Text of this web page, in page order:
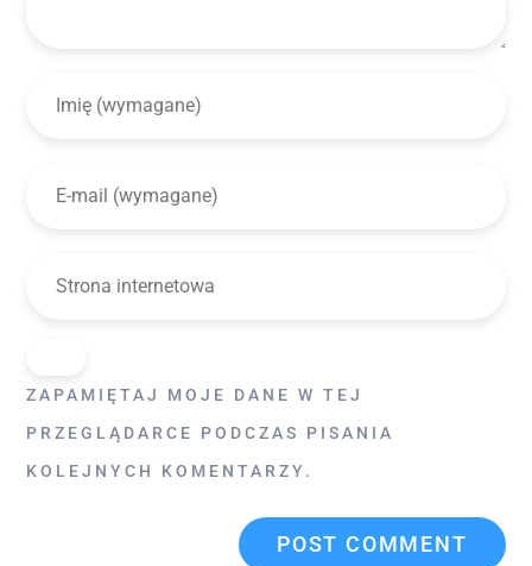
ZAPAMIĘTAJ MOJE DANE W TEJ
PRZEGLĄDARCE PODCZAS PISANIA
KOLEJNYCH KOMENTARZY.